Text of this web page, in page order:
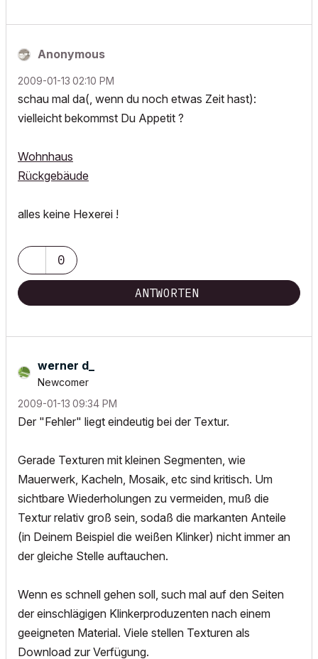
Anonymous
‎2009-01-13 02:10 PM
schau mal da(, wenn du noch etwas Zeit hast):
vielleicht bekommst Du Appetit ?
Wohnhaus
Rückgebäude
alles keine Hexerei !
0
ANTWORTEN
werner d_
Newcomer
‎2009-01-13 09:34 PM
Der "Fehler" liegt eindeutig bei der Textur.
Gerade Texturen mit kleinen Segmenten, wie
Mauerwerk, Kacheln, Mosaik, etc sind kritisch. Um
sichtbare Wiederholungen zu vermeiden, muß die
Textur relativ groß sein, sodaß die markanten Anteile
(in Deinem Beispiel die weißen Klinker) nicht immer an
der gleiche Stelle auftauchen.
Wenn es schnell gehen soll, such mal auf den Seiten
der einschlägigen Klinkerproduzenten nach einem
geeigneten Material. Viele stellen Texturen als
Download zur Verfügung.